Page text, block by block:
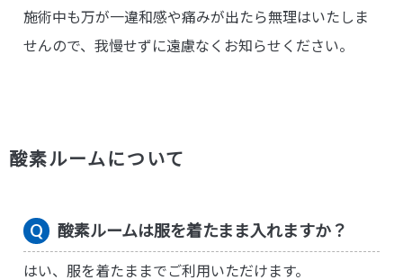
施術中も万が一違和感や痛みが出たら無理はいたしま
せんので、我慢せずに遠慮なくお知らせください。
酸素ルームについて
酸素ルームは服を着たまま入れますか？
はい、服を着たままでご利用いただけます。